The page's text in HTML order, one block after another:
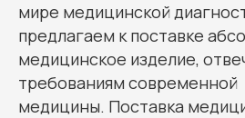
мире медицинской
предлагаем к поставке
медицинское изделие,
требованиям современной
медицины. Поставка